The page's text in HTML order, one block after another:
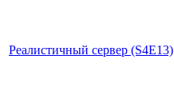
Реалистичный сервер (S4E13)